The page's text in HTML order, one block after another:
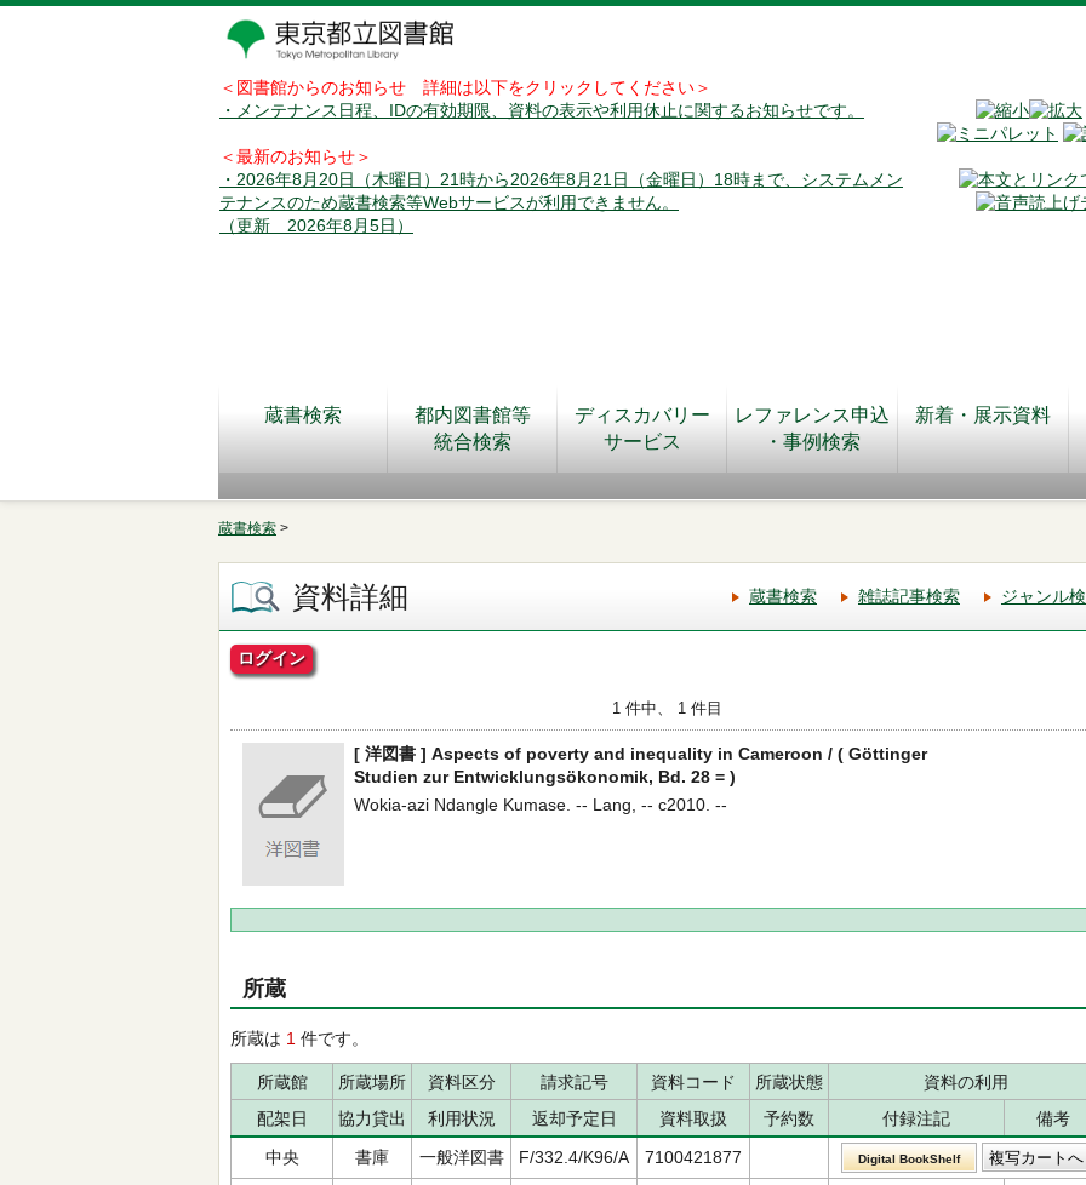
＜図書館からのお知らせ 詳細は以下をクリックしてください＞
・メンテナンス日程、IDの有効期限、資料の表示や利用休止に関するお知らせです。
＜最新のお知らせ＞
・2026年8月20日（木曜日）21時から2026年8月21日（金曜日）18時まで、システムメン
テナンスのため蔵書検索等Webサービスが利用できません。
（更新 2026年8月5日）
蔵書検索
都内図書館等
統合検索
ディスカバリー
サービス
レファレンス申込
・事例検索
新着・展示資料
蔵書検索 >
資料詳細 蔵書検索 雑誌記事検索 ジャンル
ログイン
1 件中、 1 件目
[ 洋図書 ] Aspects of poverty and inequality in Cameroon / ( Göttinger
Studien zur Entwicklungsökonomik, Bd. 28 = )
Wokia-azi Ndangle Kumase. -- Lang, -- c2010. --
所蔵
所蔵は 1 件です。
所蔵館 所蔵場所 資料区分 請求記号 資料コード 所蔵状態
資料の利用
配架日
協力貸出 利用状況 返却予定日 資料取扱 予約数 付録注記
備考
中央
書庫 一般洋図書 F/332.4/K96/A 7100421877 Digital BookShelf